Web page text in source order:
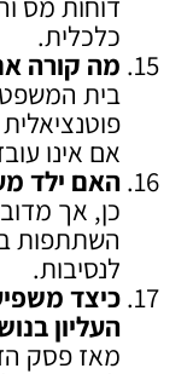
כלכלית.
מה קורה
בית
אם אינו
האם ילד מעל גיל 18
כן, אך
השתתפות
לנסיבות.
כיצד
העליון